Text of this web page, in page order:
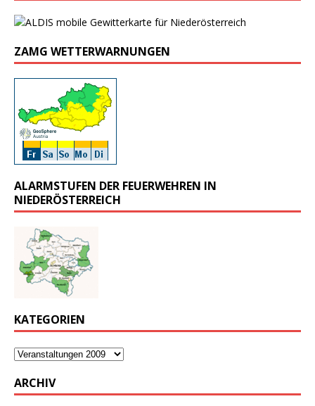
ZAMG WETTERWARNUNGEN
ALARMSTUFEN DER FEUERWEHREN IN
NIEDERÖSTERREICH
KATEGORIEN
ARCHIV